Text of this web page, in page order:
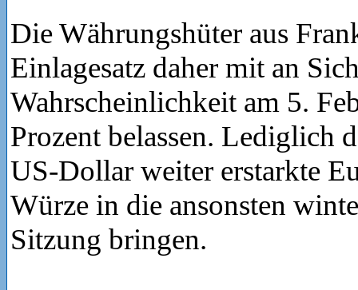
Die Währungshüter aus
Einlagesatz daher mit an
Wahrscheinlichkeit am 5.
Prozent belassen. Lediglich
US-Dollar weiter erstarkte
Würze in die ansonsten
Sitzung bringen.